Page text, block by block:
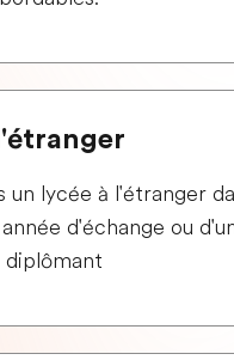
un lycée à l'étranger
d'échange ou